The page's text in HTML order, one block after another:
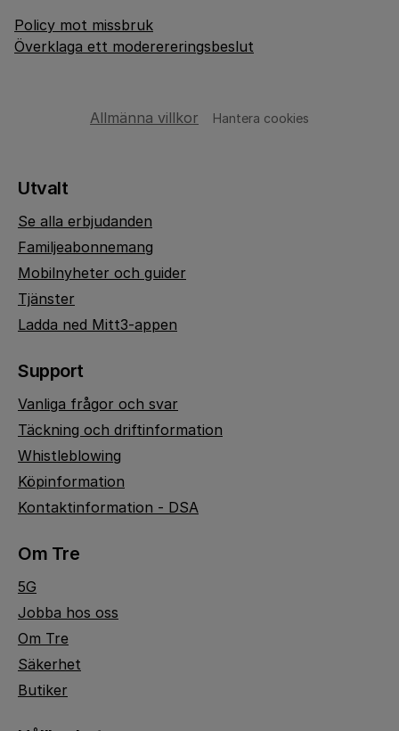
Policy mot missbruk
Överklaga ett moderereringsbeslut
Allmänna villkor Hantera cookies
Utvalt
Se alla erbjudanden
Familjeabonnemang
Mobilnyheter och guider
Tjänster
Ladda ned Mitt3-appen
Support
Vanliga frågor och svar
Täckning och driftinformation
Whistleblowing
Köpinformation
Kontaktinformation - DSA
Om Tre
5G
Jobba hos oss
Om Tre
Säkerhet
Butiker